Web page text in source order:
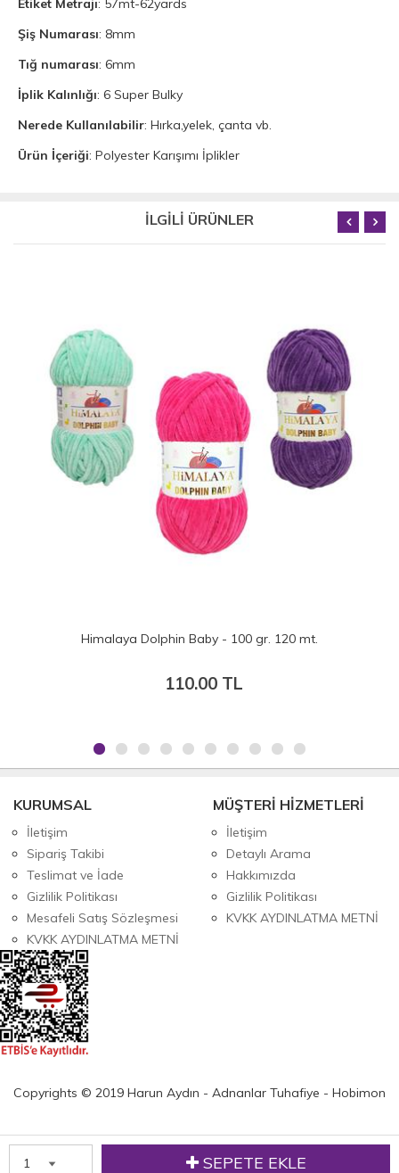
SEPETE EKLE
Etiket Metrajı: 57mt-62yards
Şiş Numarası: 8mm
Tığ numarası: 6mm
İplik Kalınlığı: 6 Super Bulky
Nerede Kullanılabilir: Hırka,yelek, çanta vb.
Ürün İçeriği: Polyester Karışımı İplikler
İLGİLİ ÜRÜNLER
Himalaya Dolphin Baby Colors - 100 gr. 120 mt.
115.00 TL
KURUMSAL
İletişim
Sipariş Takibi
Teslimat ve İade
Gizlilik Politikası
Mesafeli Satış Sözleşmesi
KVKK AYDINLATMA METNİ
MÜŞTERİ HİZMETLERİ
İletişim
Detaylı Arama
Hakkımızda
Gizlilik Politikası
KVKK AYDINLATMA METNİ
Copyrights © 2019 Harun Aydın - Adnanlar Tuhafiye - Hobimon